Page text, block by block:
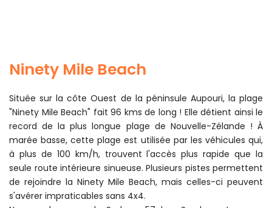
Ninety Mile Beach
Située sur la côte Ouest de la péninsule Aupouri, la plage
"Ninety Mile Beach" fait 96 kms de long ! Elle détient ainsi le
record de la plus longue plage de Nouvelle-Zélande ! À
marée basse, cette plage est utilisée par les véhicules qui,
à plus de 100 km/h, trouvent l'accès plus rapide que la
seule route intérieure sinueuse. Plusieurs pistes permettent